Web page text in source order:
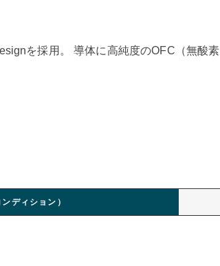
を採用。 導体に高純度のOFC（無酸素
ディション）